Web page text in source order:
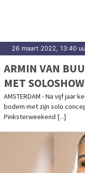
26 maart 2022, 13:40
ARMIN VAN
MET
BODEM
AMSTERDAM - Na vijf jaar
bodem met zijn solo
Pinksterweekend [...]